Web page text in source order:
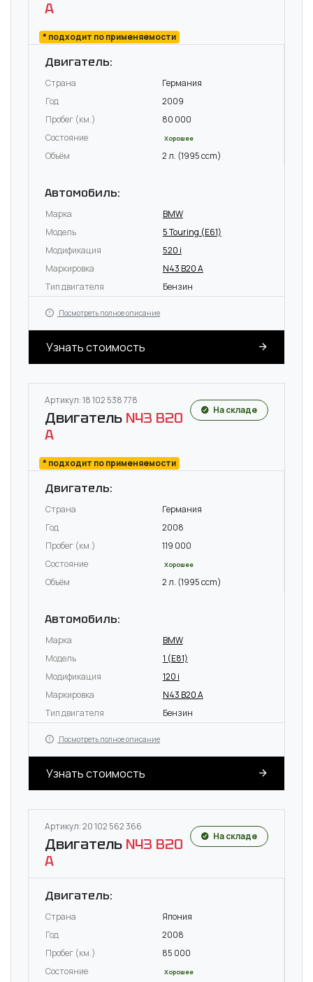
A
* подходит по применяемости
Двигатель:
Страна
Германия
Год
2009
Пробег (км.)
80 000
Состояние
Хорошее
Объём 2 л. (1995 ccm)
Автомобиль:
Марка
BMW
Модель
5 Touring (E61)
Модификация
520 i
Маркировка
N43 B20 A
Тип двигателя
Бензин
Посмотреть полное описание
Узнать стоимость
Артикул: 18 102 538 778
Двигатель N43 B20
A
* подходит по применяемости
На складе
Двигатель:
Страна
Германия
Год
2008
Пробег (км.)
119 000
Состояние
Хорошее
Объём 2 л. (1995 ccm)
Автомобиль:
Марка
BMW
Модель
1 (E81)
Модификация
120 i
Маркировка
N43 B20 A
Тип двигателя
Бензин
Посмотреть полное описание
Узнать стоимость
Артикул: 20 102 562 366
Двигатель N43 B20
A
На складе
Двигатель:
Страна
Япония
Год
2008
Пробег (км.)
85 000
Состояние
Хорошее